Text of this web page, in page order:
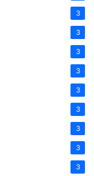
3
3
3
3
3
3
3
3
3